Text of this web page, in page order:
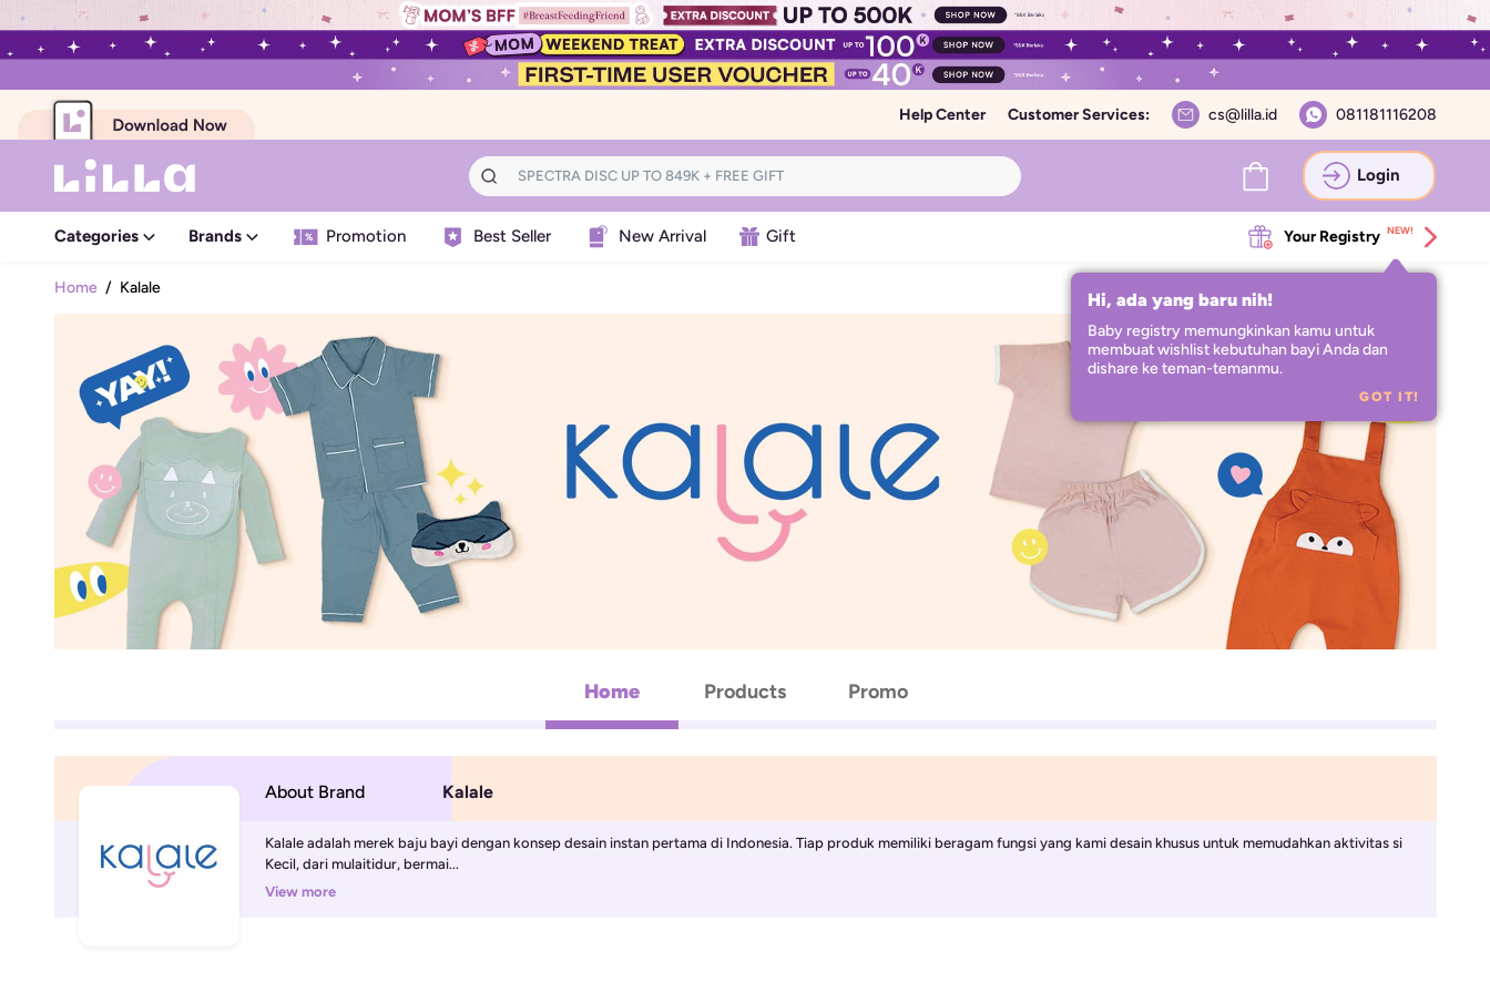
Help Center Customer Services: cs@lilla.id 081181116208
Login
Categories Brands Promotion Best Seller New Arrival Gift Your Registry NEW!
Hi, ada yang baru nih!
Baby registry memungkinkan kamu untuk
membuat wishlist kebutuhan bayi Anda dan
dishare ke teman-temanmu.
GOT IT!
Home / Kalale
Home Products Promo
About Brand Kalale
Kalale adalah merek baju bayi dengan konsep desain instan pertama di Indonesia. Tiap produk memiliki beragam fungsi yang kami desain khusus untuk memudahkan aktivitas si
Kecil, dari mulaitidur, bermai...
View more